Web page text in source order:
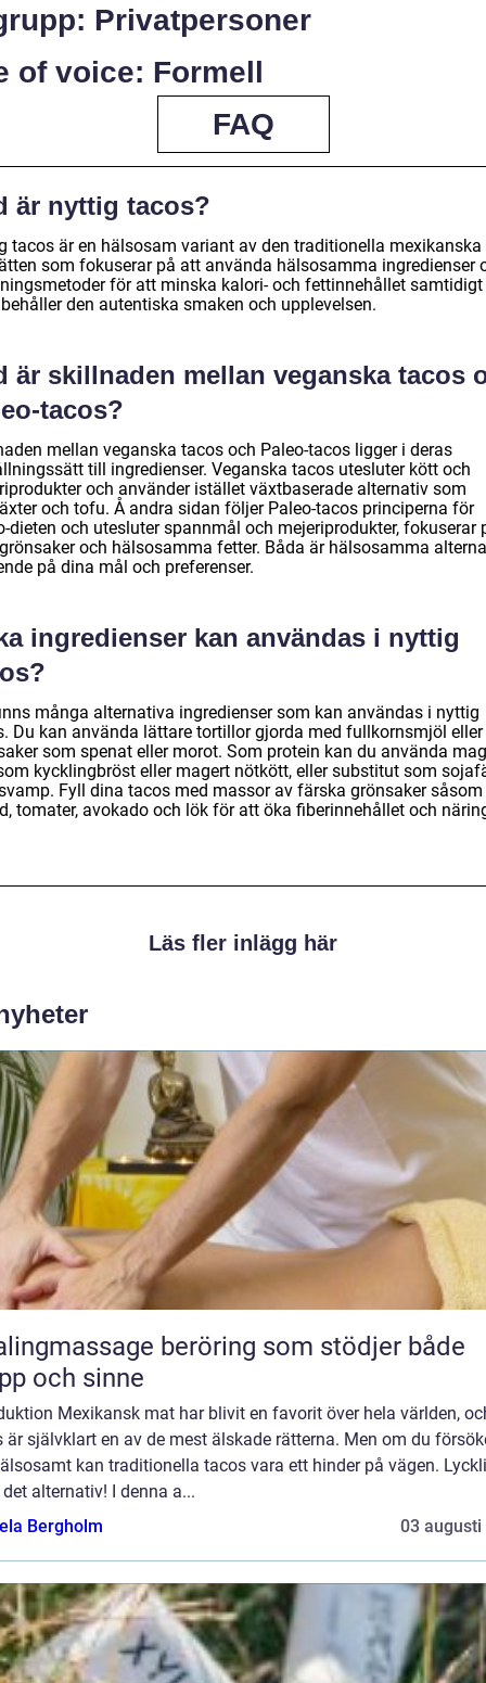
Privatpersoner
of voice: Formell
FAQ
är nyttig tacos?
tacos är en hälsosam variant av den traditionella mexikanska
som fokuserar på att använda hälsosamma ingredienser
för att minska kalori- och fettinnehållet
den autentiska smaken och upplevelsen.
är skillnaden mellan veganska tacos
tacos?
mellan veganska tacos och Paleo-tacos ligger i deras
till ingredienser. Veganska tacos utesluter kött och
och använder istället växtbaserade alternativ som
och tofu. Å andra sidan följer Paleo-tacos principerna för
dieten och utesluter spannmål och mejeriprodukter, fokuserar
och hälsosamma fetter. Båda är hälsosamma
på dina mål och preferenser.
ingredienser kan användas i nyttig
många alternativa ingredienser som kan användas i nyttig
Du kan använda lättare tortillor gjorda med fullkornsmjöl eller
som spenat eller morot. Som protein kan du använda
kycklingbröst eller magert nötkött, eller substitut som
Fyll dina tacos med massor av färska grönsaker såsom
tomater, avokado och lök för att öka fiberinnehållet och
Läs fler inlägg här
beröring som stödjer både
och sinne
Mexikansk mat har blivit en favorit över hela världen,
är självklart en av de mest älskade rätterna. Men om du
kan traditionella tacos vara ett hinder på vägen.
alternativ! I denna a...
Bergholm
03 augusti